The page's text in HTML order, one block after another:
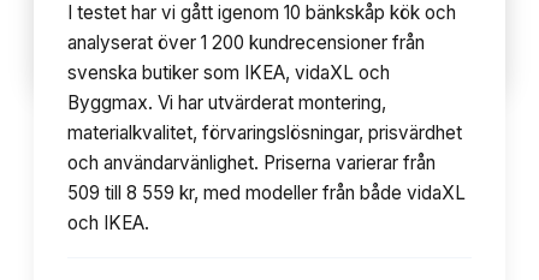
Innehållsförteckning 10avsnitt
I testet har vi gått igenom 10 bänkskåp kök och
analyserat över 1 200 kundrecensioner från
svenska butiker som IKEA, vidaXL och
Byggmax. Vi har utvärderat montering,
materialkvalitet, förvaringslösningar, prisvärdhet
och användarvänlighet. Priserna varierar från
509 till 8 559 kr, med modeller från både vidaXL
och IKEA.